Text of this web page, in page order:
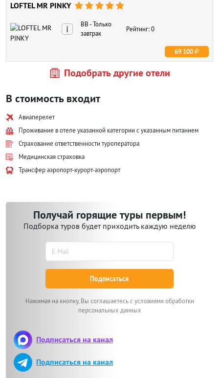
LOFTEL MR PINKY     
Рейтинг: 0
BB - Только
завтрак
i
69 100
Подобрать другие отели
В стоимость входит
Авиаперелет
Проживание в отеле указанной категории с указанным питанием
Страхование ответственности туроператора
Медицинская страховка
Трансфер аэропорт-курорт-аэропорт
Получай горящие туры первым!
Подборка туров будет приходить каждую неделю
Подписаться
Нажимая на кнопку, Вы соглашаетесь с условиями обработки
персональных данных
Подписаться на канал
Подписаться на канал